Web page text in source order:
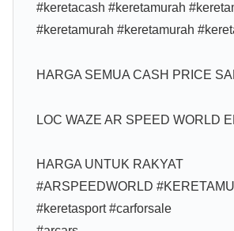
#keretacash #keretamurah
#keretamurah #keretamurah
HARGA SEMUA CASH PRICE
LOC WAZE AR SPEED WORLD
HARGA UNTUK RAKYAT
#ARSPEEDWORLD
#keretasport #carforsale